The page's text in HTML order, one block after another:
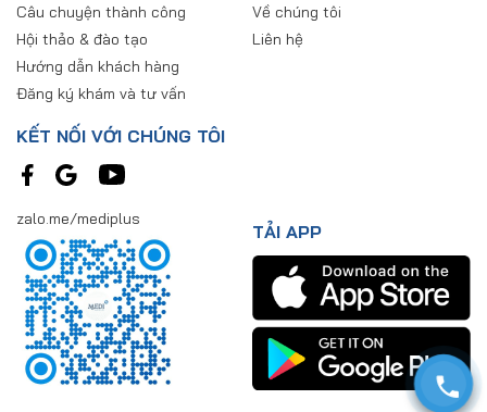
Câu chuyện thành công
Hội thảo & đào tạo
Hướng dẫn khách hàng
Đăng ký khám và tư vấn
Về chúng tôi
Liên hệ
KẾT NỐI VỚI CHÚNG TÔI
zalo.me/mediplus
TẢI APP